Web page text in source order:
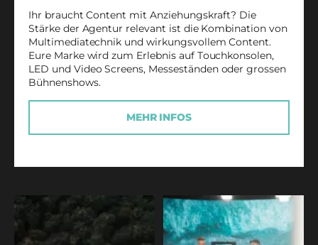
Ihr braucht Content mit Anziehungskraft? Die
Stärke der Agentur relevant ist die Kombination von
Multimediatechnik und wirkungsvollem Content.
Eure Marke wird zum Erlebnis auf Touchkonsolen,
LED und Video Screens, Messeständen oder grossen
Bühnenshows.
MEHR INFOS